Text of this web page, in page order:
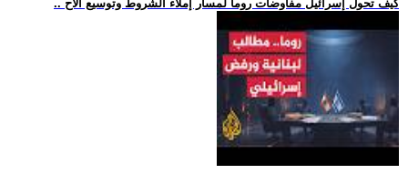
.. كيف تحول إسرائيل مفاوضات روما لمسار إملاء الشروط وتوسيع الاح